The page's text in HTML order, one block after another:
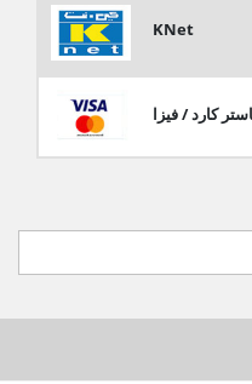
KNet
كارد / فيزا